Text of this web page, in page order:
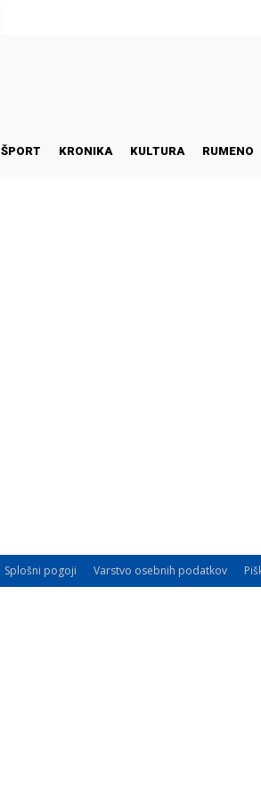
ŠPORT KRONIKA KULTURA RUMENO
Splošni pogoji Varstvo osebnih podatkov